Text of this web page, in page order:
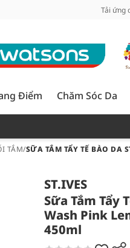
Minh Tải ứng
Điểm Chăm Sóc Da
TẮM/SỮA TẮM TẨY TẾ BÀO DA
ST.IVES
Sữa Tắm Tẩy
Wash Pink
450ml